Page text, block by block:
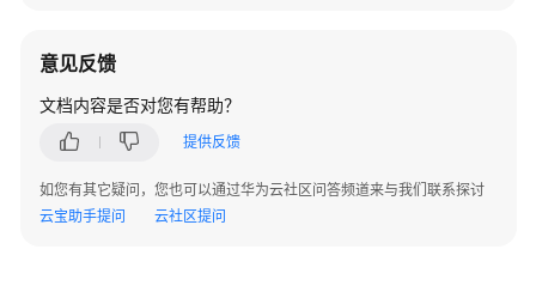
告
产
绍
意见反馈
文档内容是否对您有帮助？
提供反馈
如您有其它疑问，您也可以通过华为云社区问答频道来与我们联系探讨
云宝助手提问
云社区提问